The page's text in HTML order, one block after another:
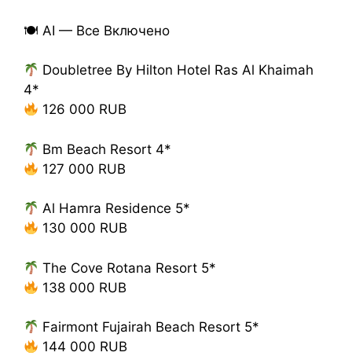
🍽 AI — Все Включено
Doubletree By Hilton Hotel Ras Al Khaimah
4*
126 000 RUB
Bm Beach Resort 4*
127 000 RUB
Al Hamra Residence 5*
130 000 RUB
The Cove Rotana Resort 5*
138 000 RUB
Fairmont Fujairah Beach Resort 5*
144 000 RUB